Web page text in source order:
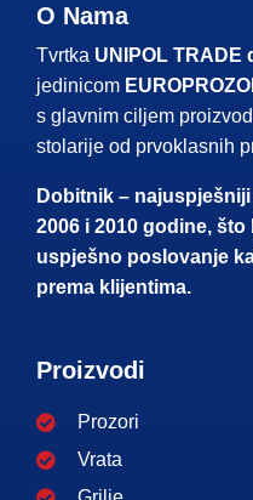
O Nama
Tvrtka UNIPOL TRADE
jedinicom
s glavnim ciljem
stolarije od prvoklasnih
Dobitnik –
2006 i 2010 godine,
uspješno poslovanje
prema klijentima.
Proizvodi
Prozori
Vrata